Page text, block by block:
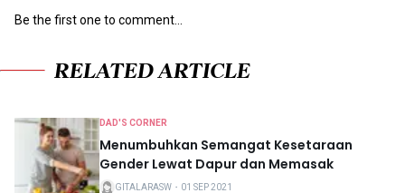
Be the first one to comment...
RELATED ARTICLE
DAD'S CORNER
Menumbuhkan Semangat Kesetaraan
Gender Lewat Dapur dan Memasak
GITALARASW ・ 01 SEP 2021